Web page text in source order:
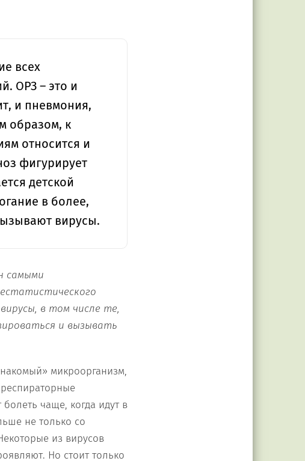
всех
ОРЗ – это и
и пневмония,
образом, к
относится и
фигурирует
детской
в более,
вирусы.
самыми
в том числе те,
и вызывать
микроорганизм,
чаще, когда идут в
не только со
из вирусов
Но стоит только